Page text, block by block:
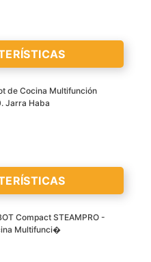
CARACTERÍSTICAS
de Cocina Multifunción
Jarra Haba
Compact STEAMPRO -
Multifunci�